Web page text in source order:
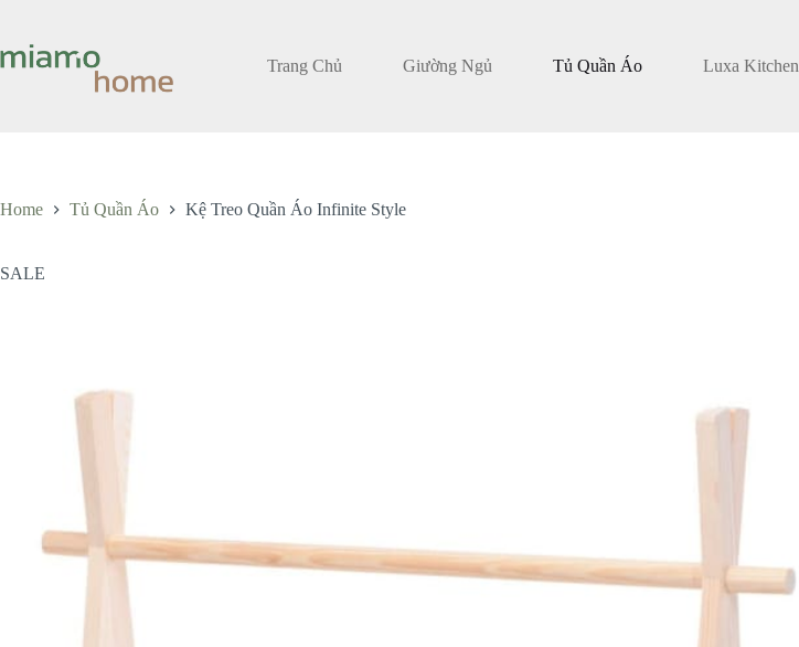
content
Trang Chủ
Giường Ngủ Tủ Quần Áo Luxa Kitchen
Home Tủ Quần Áo Kệ Treo Quần Áo Infinite Style
SALE